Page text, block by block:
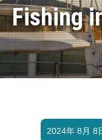
Fishing
2024年 8月 8